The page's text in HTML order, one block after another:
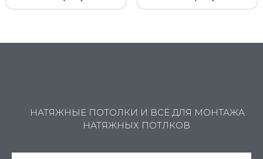
НАТЯЖНЫЕ ПОТОЛКИ И ВСЁ ДЛЯ МОНТАЖА
НАТЯЖНЫХ ПОТЛКОВ